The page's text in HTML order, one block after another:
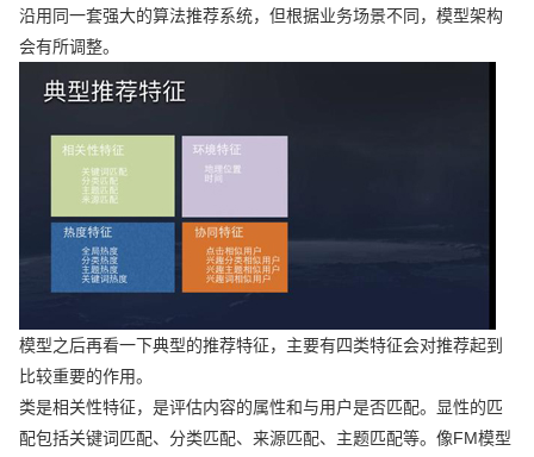
沿用同一套强大的算法推荐系统，但根据业务场景不同，模型架构
会有所调整。
模型之后再看一下典型的推荐特征，主要有四类特征会对推荐起到
比较重要的作用。
类是相关性特征，是评估内容的属性和与用户是否匹配。显性的匹
配包括关键词匹配、分类匹配、来源匹配、主题匹配等。像FM模型